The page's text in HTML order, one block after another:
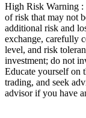
High Risk Warning :
of risk that may not
additional risk and
exchange, carefully
level, and risk
investment; do not
Educate yourself on
trading, and seek
advisor if you have